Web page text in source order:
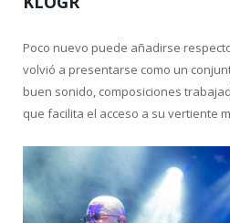
Poco nuevo puede añadirse
volvió a presentarse como un
buen sonido, composiciones
que facilita el acceso a su vertiente